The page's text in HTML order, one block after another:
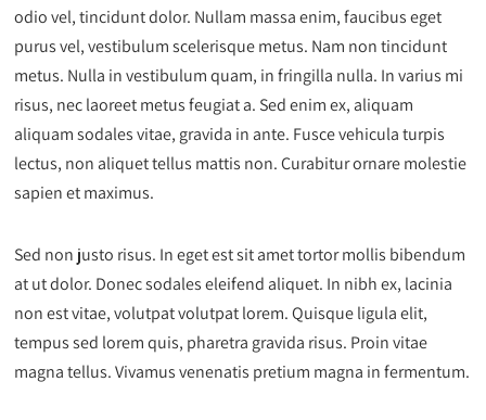
odio vel, tincidunt dolor. Nullam massa enim, faucibus eget
purus vel, vestibulum scelerisque metus. Nam non tincidunt
metus. Nulla in vestibulum quam, in fringilla nulla. In varius mi
risus, nec laoreet metus feugiat a. Sed enim ex, aliquam
aliquam sodales vitae, gravida in ante. Fusce vehicula turpis
lectus, non aliquet tellus mattis non. Curabitur ornare molestie
sapien et maximus.
Sed non justo risus. In eget est sit amet tortor mollis bibendum
at ut dolor. Donec sodales eleifend aliquet. In nibh ex, lacinia
non est vitae, volutpat volutpat lorem. Quisque ligula elit,
tempus sed lorem quis, pharetra gravida risus. Proin vitae
magna tellus. Vivamus venenatis pretium magna in fermentum.